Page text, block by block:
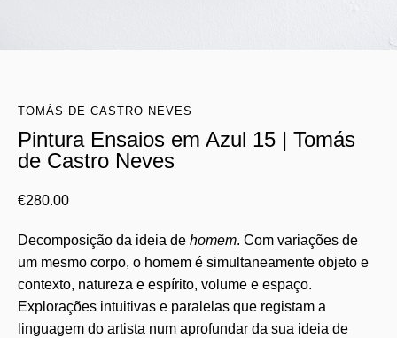
TOMÁS DE CASTRO NEVES
Pintura Ensaios em Azul 15 | Tomás
de Castro Neves
€280.00
Decomposição da ideia de homem. Com variações de
um mesmo corpo, o homem é simultaneamente objeto e
contexto, natureza e espírito, volume e espaço.
Explorações intuitivas e paralelas que registam a
linguagem do artista num aprofundar da sua ideia de